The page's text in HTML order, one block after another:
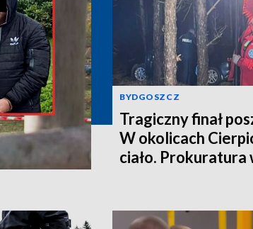
BYDGOSZCZ
Tragiczny finał
W okolicach
ciało. Prokuratura